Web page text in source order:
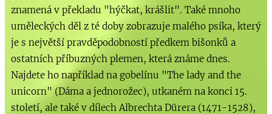
znamená v překladu "hýčkat, krášlit". Také mnoho
uměleckých děl z té doby zobrazuje malého psíka, který
je s největší pravděpodobností předkem bišonků a
ostatních příbuzných plemen, která známe dnes.
Najdete ho například na gobelínu "The lady and the
unicorn" (Dáma a jednorožec), utkaném na konci 15.
století, ale také v dílech Albrechta Dürera (1471-1528),